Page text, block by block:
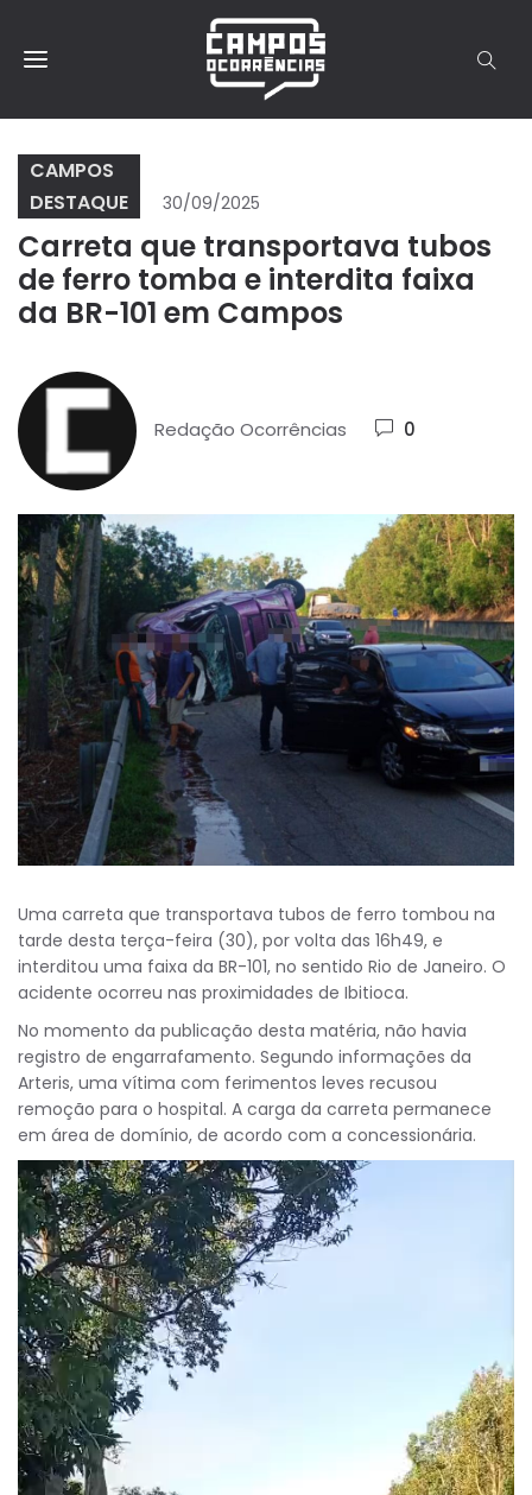
CAMPOS
DESTAQUE
30/09/2025
Carreta que transportava tubos
de ferro tomba e interdita faixa
da BR-101 em Campos
Redação Ocorrências 0
Uma carreta que transportava tubos de ferro tombou na
tarde desta terça-feira (30), por volta das 16h49, e
interditou uma faixa da BR-101, no sentido Rio de Janeiro. O
acidente ocorreu nas proximidades de Ibitioca.
No momento da publicação desta matéria, não havia
registro de engarrafamento. Segundo informações da
Arteris, uma vítima com ferimentos leves recusou
remoção para o hospital. A carga da carreta permanece
em área de domínio, de acordo com a concessionária.